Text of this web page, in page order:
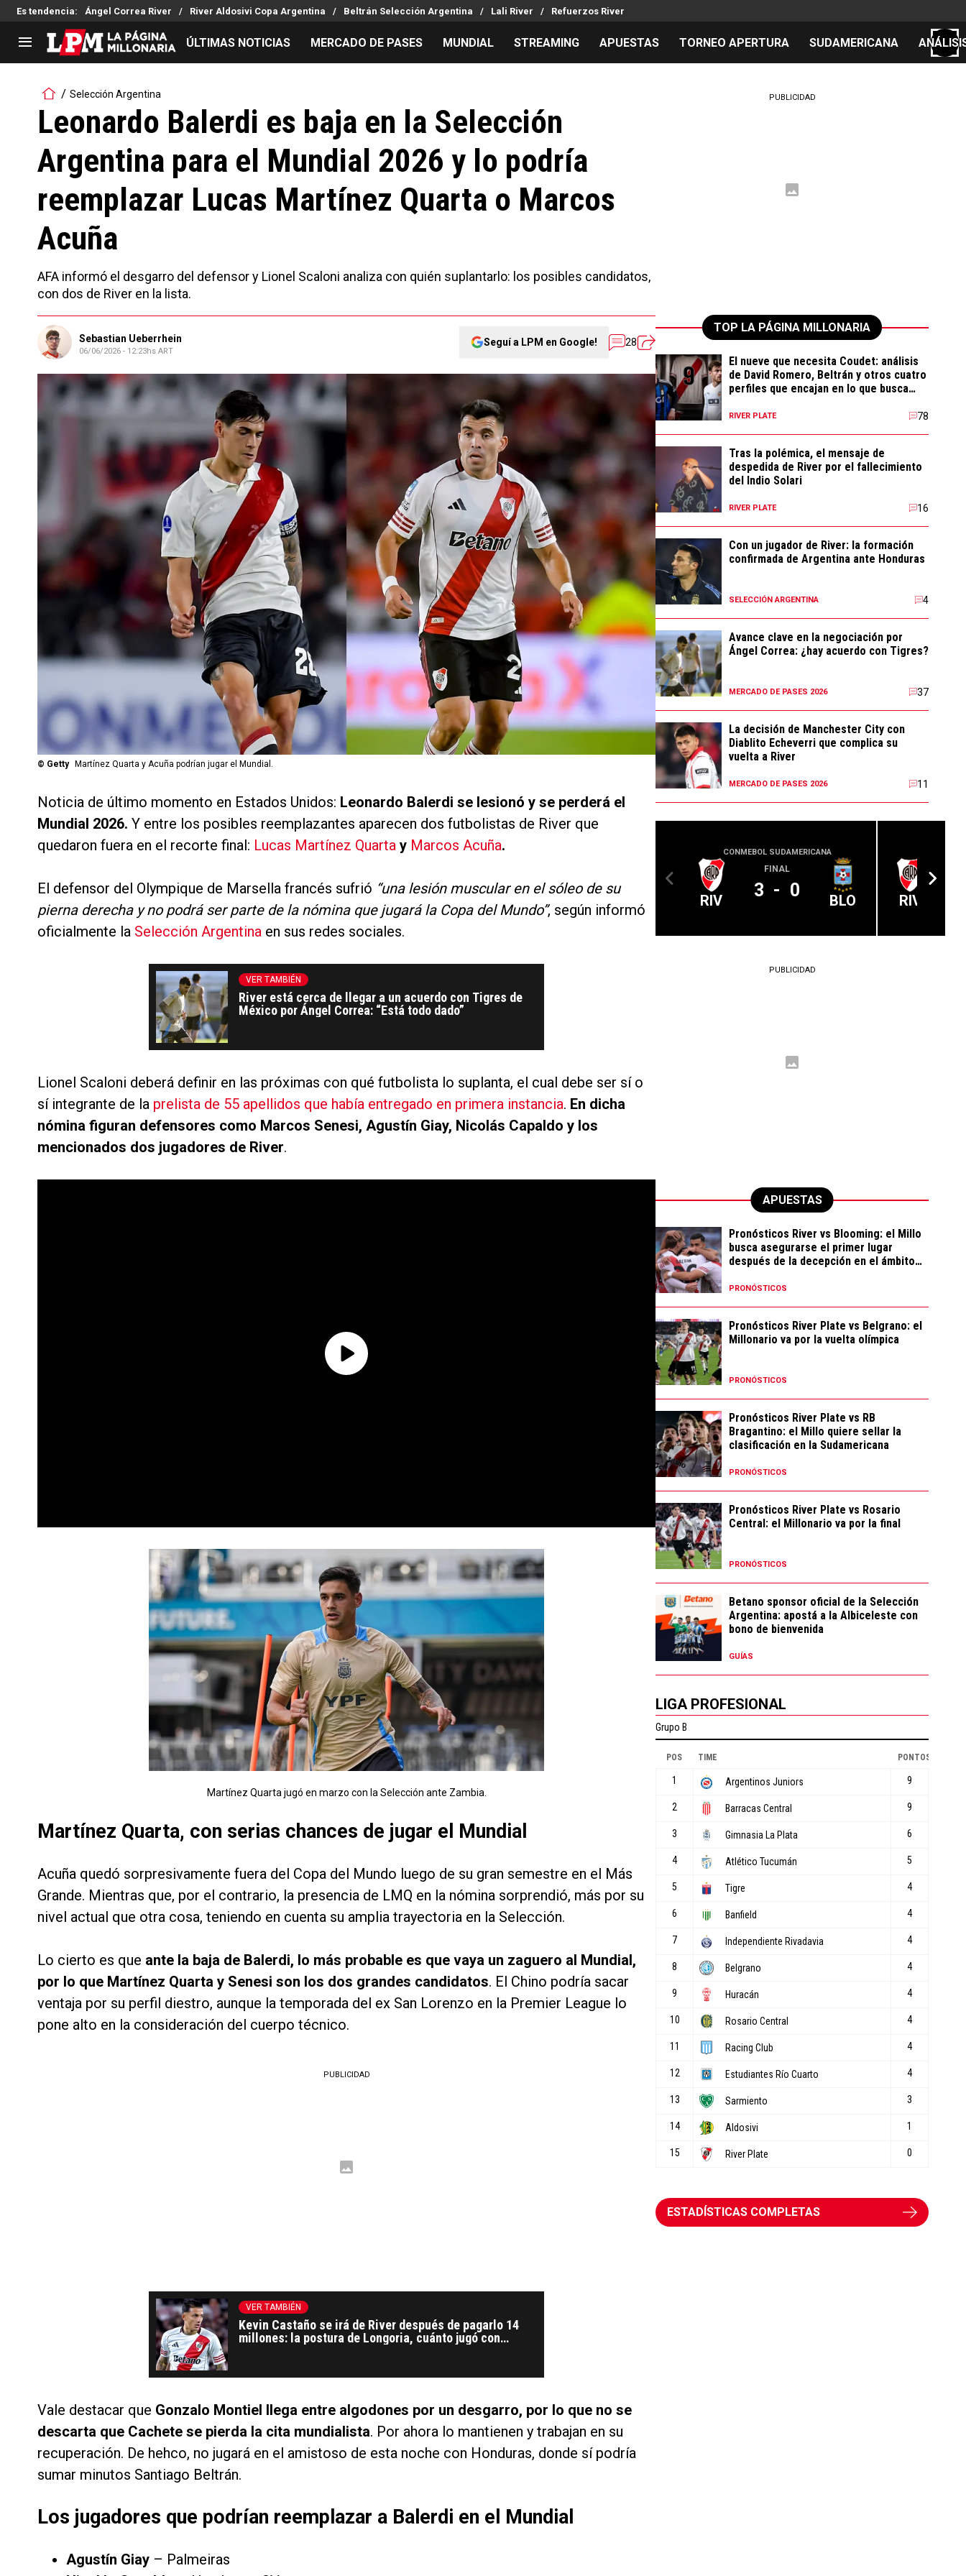
Es tendencia: Ángel Correa River River Aldosivi Copa Argentina Beltrán Selección Argentina Lali River Refuerzos River
LIGA PROFESIONAL
Noticias
Tabla de posiciones
Fixture
Reserva
Copa Sudamericana
Copa Argentina
Selección Argentina
Mercado de Pases
Análisis tácticos
Juanfer Quintero
Chacho Coudet
Ex River
Streaming
Entradas
Hinchas
Los goles de River
Entrevistas
Apuestas Mundial 2026
ÚLTIMAS NOTICIAS MERCADO DE PASES MUNDIAL STREAMING APUESTAS TORNEO APERTURA SUDAMERICANA
Selección Argentina
Leonardo Balerdi es baja en la Selección
Argentina para el Mundial 2026 y lo podría
reemplazar Lucas Martínez Quarta o Marcos
Acuña
AFA informó el desgarro del defensor y Lionel Scaloni analiza con quién suplantarlo: los posibles candidatos,
con dos de River en la lista.
Sebastian Ueberrhein
06/06/2026 - 12:23hs ART
Seguí a LPM en Google! 28
© Getty Martínez Quarta y Acuña podrían jugar el Mundial.
Noticia de último momento en Estados Unidos: Leonardo Balerdi se lesionó y se perderá el
Mundial 2026. Y entre los posibles reemplazantes aparecen dos futbolistas de River que
quedaron fuera en el recorte final: Lucas Martínez Quarta y Marcos Acuña.
El defensor del Olympique de Marsella francés sufrió “una lesión muscular en el sóleo de su
pierna derecha y no podrá ser parte de la nómina que jugará la Copa del Mundo”, según informó
oficialmente la Selección Argentina en sus redes sociales.
VER TAMBIÉN
River está cerca de llegar a un acuerdo con Tigres de
México por Ángel Correa: “Está todo dado”
Lionel Scaloni deberá definir en las próximas con qué futbolista lo suplanta, el cual debe ser sí o
sí integrante de la prelista de 55 apellidos que había entregado en primera instancia. En dicha
nómina figuran defensores como Marcos Senesi, Agustín Giay, Nicolás Capaldo y los
mencionados dos jugadores de River.
Martínez Quarta jugó en marzo con la Selección ante Zambia.
Martínez Quarta, con serias chances de jugar el Mundial
Acuña quedó sorpresivamente fuera del Copa del Mundo luego de su gran semestre en el Más
Grande. Mientras que, por el contrario, la presencia de LMQ en la nómina sorprendió, más por su
nivel actual que otra cosa, teniendo en cuenta su amplia trayectoria en la Selección.
Lo cierto es que ante la baja de Balerdi, lo más probable es que vaya un zaguero al Mundial,
por lo que Martínez Quarta y Senesi son los dos grandes candidatos. El Chino podría sacar
ventaja por su perfil diestro, aunque la temporada del ex San Lorenzo en la Premier League lo
pone alto en la consideración del cuerpo técnico.
PUBLICIDAD
VER TAMBIÉN
Kevin Castaño se irá de River después de pagarlo 14
millones: la postura de Longoria, cuánto jugó con
Vale destacar que Gonzalo Montiel llega entre algodones por un desgarro, por lo que no se
descarta que Cachete se pierda la cita mundialista. Por ahora lo mantienen y trabajan en su
recuperación. De hehco, no jugará en el amistoso de esta noche con Honduras, donde sí podría
sumar minutos Santiago Beltrán.
Los jugadores que podrían reemplazar a Balerdi en el Mundial
Agustín Giay – Palmeiras
PUBLICIDAD
TOP LA PÁGINA MILLONARIA
El nueve que necesita Coudet: análisis
de David Romero, Beltrán y otros cuatro
perfiles que encajan en lo que busca
RIVER PLATE 78
Tras la polémica, el mensaje de
despedida de River por el fallecimiento
del Indio Solari
RIVER PLATE 16
Con un jugador de River: la formación
confirmada de Argentina ante Honduras
SELECCIÓN ARGENTINA 4
Avance clave en la negociación por
Ángel Correa: ¿hay acuerdo con Tigres?
MERCADO DE PASES 2026 37
La decisión de Manchester City con
Diablito Echeverri que complica su
vuelta a River
MERCADO DE PASES 2026 11
CONMEBOL SUDAMERICANA
RIV
FINAL
3 - 0 BLO RIV
PUBLICIDAD
APUESTAS
Pronósticos River vs Blooming: el Millo
busca asegurarse el primer lugar
después de la decepción en el ámbito
PRONÓSTICOS
Pronósticos River Plate vs Belgrano: el
Millonario va por la vuelta olímpica
PRONÓSTICOS
Pronósticos River Plate vs RB
Bragantino: el Millo quiere sellar la
clasificación en la Sudamericana
PRONÓSTICOS
Pronósticos River Plate vs Rosario
Central: el Millonario va por la final
PRONÓSTICOS
Betano sponsor oficial de la Selección
Argentina: apostá a la Albiceleste con
bono de bienvenida
GUÍAS
LIGA PROFESIONAL
ESTADÍSTICAS COMPLETAS